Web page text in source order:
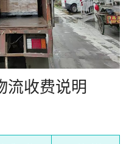
流收费说明